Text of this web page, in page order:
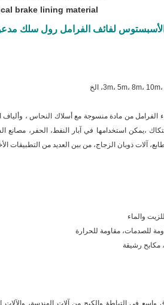
brake lining material
الأسبستوس لفائف الفرامل رول سلك
الفرامل من مادة منسوجة مع أسلاك النحاس ، وألياف
،يمكن استخدامها في آبار النفط، الحفر، مصانع
آلات ذوبان الزجاج، من بين العديد من التطبيقات
والماء
للصدمات، مقاومة للحرارة
في التباطؤ والكبح من آلات الهندسة، والآلات